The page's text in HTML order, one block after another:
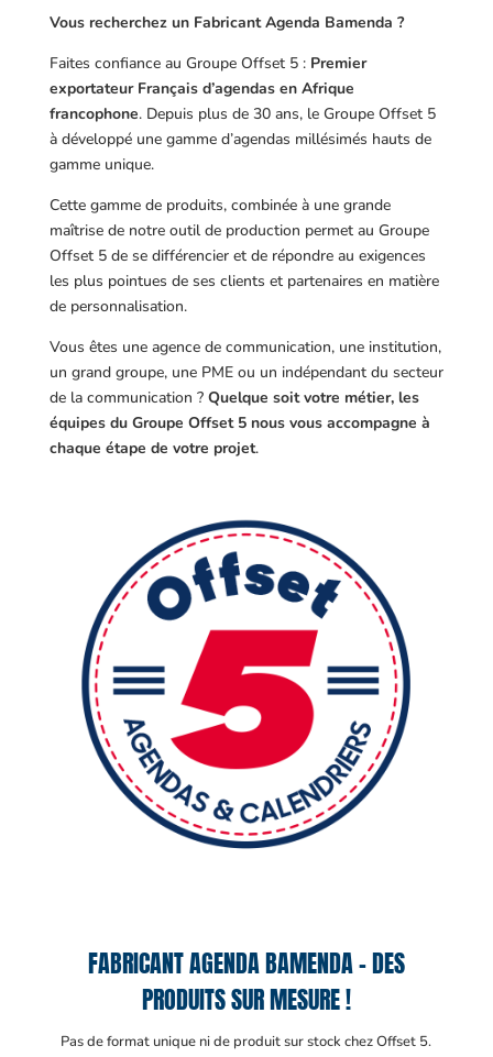
Vous recherchez un Fabricant Agenda Bamenda ?
Faites confiance au Groupe Offset 5 : Premier
exportateur Français d’agendas en Afrique
francophone. Depuis plus de 30 ans, le Groupe Offset 5
à développé une gamme d’agendas millésimés hauts de
gamme unique.
Cette gamme de produits, combinée à une grande
maîtrise de notre outil de production permet au Groupe
Offset 5 de se différencier et de répondre au exigences
les plus pointues de ses clients et partenaires en matière
de personnalisation.
Vous êtes une agence de communication, une institution,
un grand groupe, une PME ou un indépendant du secteur
de la communication ? Quelque soit votre métier, les
équipes du Groupe Offset 5 nous vous accompagne à
chaque étape de votre projet.
FABRICANT AGENDA BAMENDA – DES
PRODUITS SUR MESURE !
Pas de format unique ni de produit sur stock chez Offset 5.